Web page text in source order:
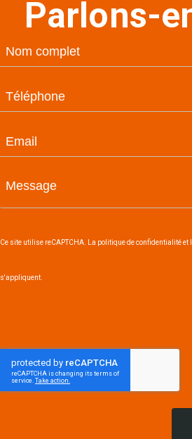
Parlons-
Ce site utilise reCAPTCHA. La politique de confidentialité
s'appliquent.